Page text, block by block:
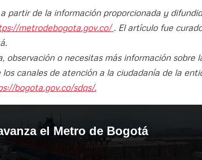
partir de la información proporcionada y
metrodebogota.gov.co/. El artículo fue
observación o necesitas más información sobre
canales de atención a la ciudadanía de la
bogota.gov.co/sdqs/.